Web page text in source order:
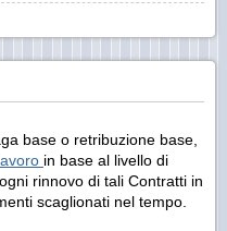
base o retribuzione base,
in base al livello di
rinnovo di tali Contratti in
scaglionati nel tempo.